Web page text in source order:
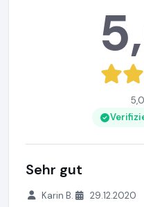
Sehr gut
Karin B. 29.12.2020